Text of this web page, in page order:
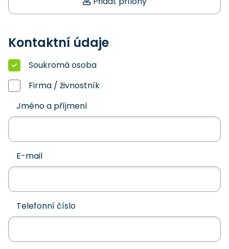
Kontaktní údaje
Soukromá osoba
Firma / živnostník
Jméno a příjmení
E-mail
Telefonní číslo